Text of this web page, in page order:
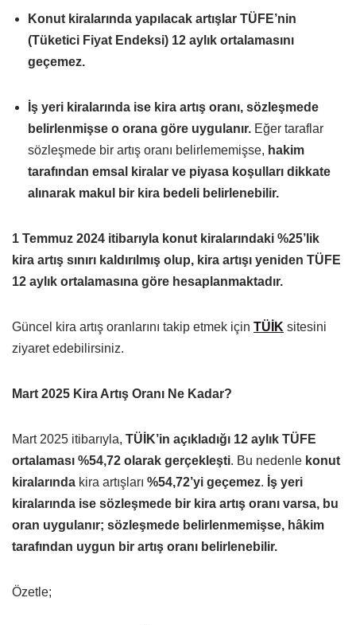
Konut kiralarında yapılacak artışlar TÜFE’nin
(Tüketici Fiyat Endeksi) 12 aylık ortalamasını
geçemez.
İş yeri kiralarında ise kira artış oranı, sözleşmede
belirlenmişse o orana göre uygulanır. Eğer taraflar
sözleşmede bir artış oranı belirlememişse, hakim
tarafından emsal kiralar ve piyasa koşulları dikkate
alınarak makul bir kira bedeli belirlenebilir.
1 Temmuz 2024 itibarıyla konut kiralarındaki %25’lik
kira artış sınırı kaldırılmış olup, kira artışı yeniden TÜFE
12 aylık ortalamasına göre hesaplanmaktadır.
Güncel kira artış oranlarını takip etmek için TÜİK sitesini
ziyaret edebilirsiniz.
Mart 2025 Kira Artış Oranı Ne Kadar?
Mart 2025 itibarıyla, TÜİK’in açıkladığı 12 aylık TÜFE
ortalaması %54,72 olarak gerçekleşti. Bu nedenle konut
kiralarında kira artışları %54,72’yi geçemez. İş yeri
kiralarında ise sözleşmede bir kira artış oranı varsa, bu
oran uygulanır; sözleşmede belirlenmemişse, hâkim
tarafından uygun bir artış oranı belirlenebilir.
Özetle;